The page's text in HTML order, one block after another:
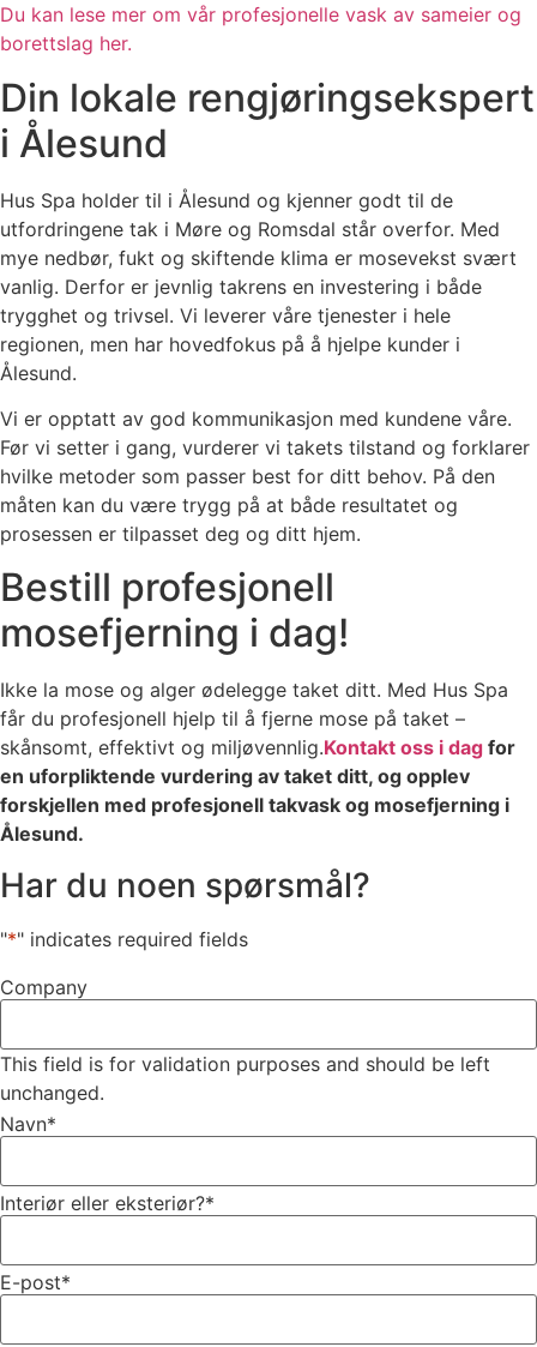
Du kan lese mer om vår profesjonelle vask av sameier og
borettslag her.
Din lokale rengjøringsekspert
i Ålesund
Hus Spa holder til i Ålesund og kjenner godt til de
utfordringene tak i Møre og Romsdal står overfor. Med
mye nedbør, fukt og skiftende klima er mosevekst svært
vanlig. Derfor er jevnlig takrens en investering i både
trygghet og trivsel. Vi leverer våre tjenester i hele
regionen, men har hovedfokus på å hjelpe kunder i
Ålesund.
Vi er opptatt av god kommunikasjon med kundene våre.
Før vi setter i gang, vurderer vi takets tilstand og forklarer
hvilke metoder som passer best for ditt behov. På den
måten kan du være trygg på at både resultatet og
prosessen er tilpasset deg og ditt hjem.
Bestill profesjonell
mosefjerning i dag!
Ikke la mose og alger ødelegge taket ditt. Med Hus Spa
får du profesjonell hjelp til å fjerne mose på taket –
skånsomt, effektivt og miljøvennlig.Kontakt oss i dag for
en uforpliktende vurdering av taket ditt, og opplev
forskjellen med profesjonell takvask og mosefjerning i
Ålesund.
Har du noen spørsmål?
"*" indicates required fields
Company
This field is for validation purposes and should be left
unchanged.
Navn*
Interiør eller eksteriør?*
E-post*